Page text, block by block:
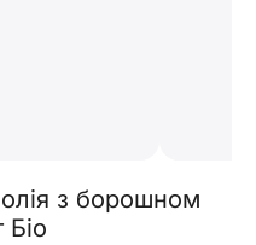
з борошном